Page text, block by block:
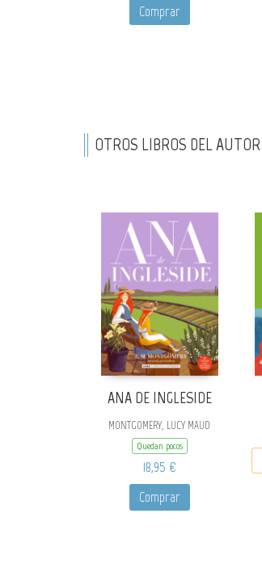
Comprar
OTROS LIBROS DEL AUTOR
ANA DE INGLESIDE
MONTGOMERY, LUCY MAUD
Quedan pocos
18,95 €
Comprar